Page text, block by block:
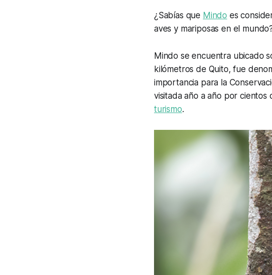
¿Sabías que Mindo es
aves y mariposas en el
Mindo se encuentra ubicado
kilómetros de Quito, fue
importancia para la
visitada año a año por
turismo.